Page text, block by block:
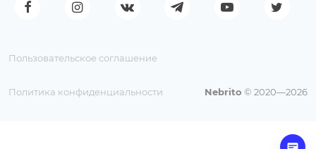
Пользовательское соглашение
Политика конфиденциальности Nebrito © 2020—2026